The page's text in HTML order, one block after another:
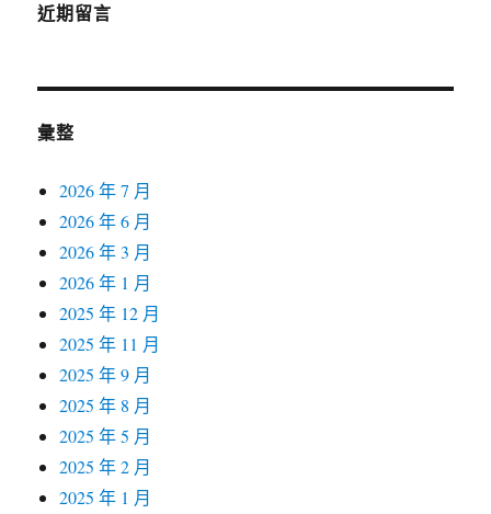
近期留言
彙整
2026 年 7 月
2026 年 6 月
2026 年 3 月
2026 年 1 月
2025 年 12 月
2025 年 11 月
2025 年 9 月
2025 年 8 月
2025 年 5 月
2025 年 2 月
2025 年 1 月